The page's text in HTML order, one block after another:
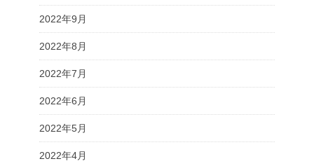
2022年9月
2022年8月
2022年7月
2022年6月
2022年5月
2022年4月